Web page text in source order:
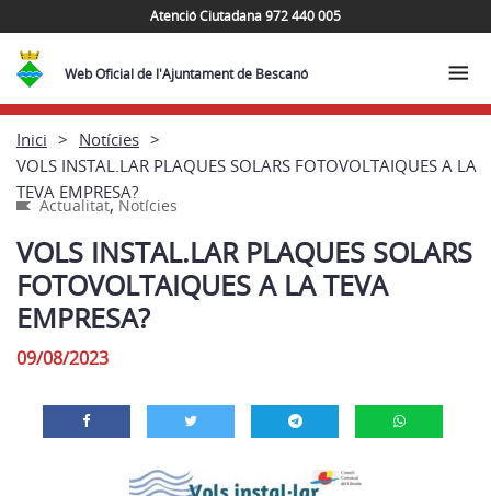
Atenció Ciutadana 972 440 005
Web Oficial de l'Ajuntament de Bescanó
Inici
Notícies
VOLS INSTAL.LAR PLAQUES SOLARS FOTOVOLTAIQUES A LA
TEVA EMPRESA?
Actualitat,Notícies
VOLS INSTAL.LAR PLAQUES SOLARS
FOTOVOLTAIQUES A LA TEVA
EMPRESA?
09/08/2023